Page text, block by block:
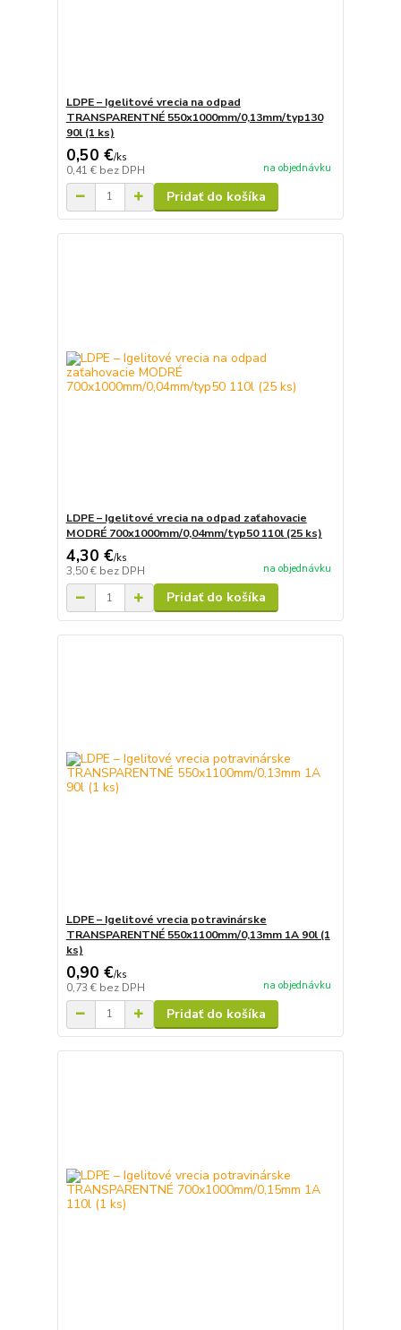
LDPE – Igelitové vrecia na odpad
TRANSPARENTNÉ 550x1000mm/0,13mm/typ130
90l (1 ks)
0,50 €/ks
0,41 € bez DPH na objednávku
Pridať do košíka
LDPE – Igelitové vrecia na odpad zaťahovacie
MODRÉ 700x1000mm/0,04mm/typ50 110l (25 ks)
4,30 €/ks
3,50 € bez DPH na objednávku
Pridať do košíka
LDPE – Igelitové vrecia potravinárske
TRANSPARENTNÉ 550x1100mm/0,13mm 1A 90l (1
ks)
0,90 €/ks
0,73 € bez DPH na objednávku
Pridať do košíka